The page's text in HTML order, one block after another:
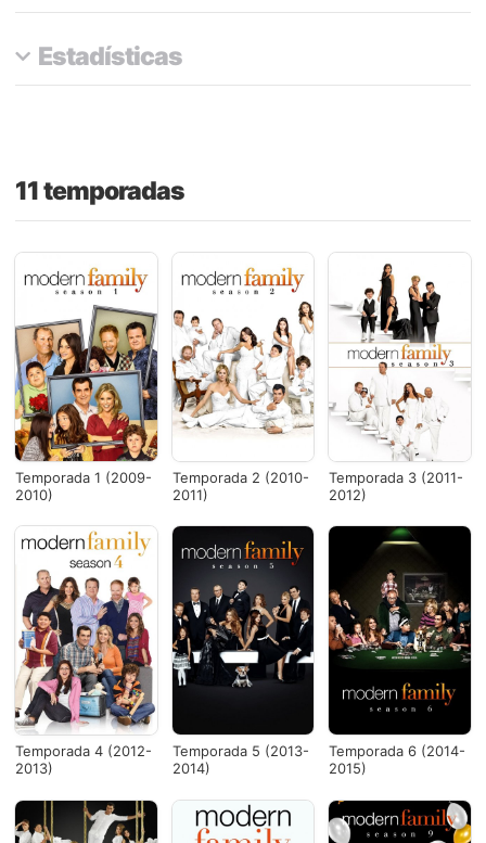
Estadísticas
11 temporadas
Temporada 1 (2009-
2010)
Temporada 2 (2010-
2011)
Temporada 3 (2011-
2012)
Temporada 4 (2012-
2013)
Temporada 5 (2013-
2014)
Temporada 6 (2014-
2015)